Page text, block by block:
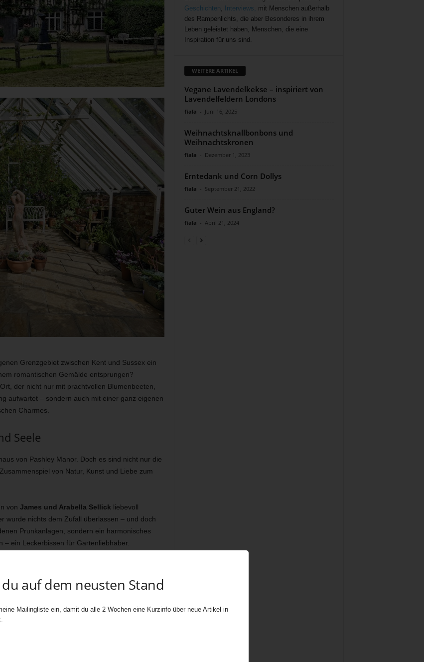
Grenzgebiet zwischen Kent und Sussex ein
romantischen Gemälde entsprungen?
Ort, der nicht nur mit prachtvollen Blumenbeeten,
aufwartet – sondern auch mit einer ganz eigenen
Charmes.
Seele
von Pashley Manor. Doch es sind nicht nur die
von Natur, Kunst und Liebe zum
von James und Arabella Sellick liebevoll
wurde nichts dem Zufall überlassen – und doch
Prunkanlagen, sondern ein harmonisches
ein Leckerbissen für Gartenliebhaber.
Geschichten
Interviews,
mit Menschen außerhalb
des Rampenlichts, die aber Besonderes in ihrem
Leben geleistet haben, Menschen, die eine
Inspiration für uns sind.
WEITERE ARTIKEL
Vegane Lavendelkekse – inspiriert von
Lavendelfeldern Londons
fiala - Juni 16, 2025
Weihnachtsknallbonbons und
Weihnachtskronen
fiala - Dezember 1, 2023
Erntedank und Corn Dollys
fiala - September 21, 2022
Guter Wein aus England?
fiala - April 21, 2024
auf dem neusten Stand
Mailingliste ein, damit du alle 2 Wochen eine Kurzinfo über neue Artikel in